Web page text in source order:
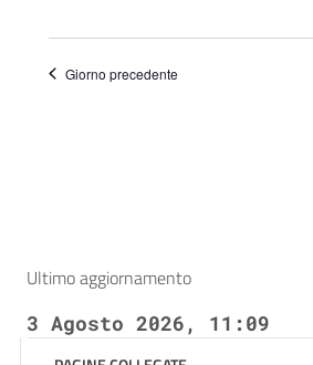
Giorno precedente
Ultimo aggiornamento
3 Agosto 2026, 11:09